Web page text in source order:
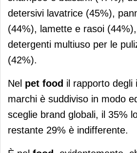
detersivi lavatrice (45%),
(44%), lamette e rasoi
detergenti multiuso per le
(42%).
Nel pet food il rapporto degli
marchi è suddiviso in modo
sceglie brand globali, il 35%
restante 29% è indifferente.